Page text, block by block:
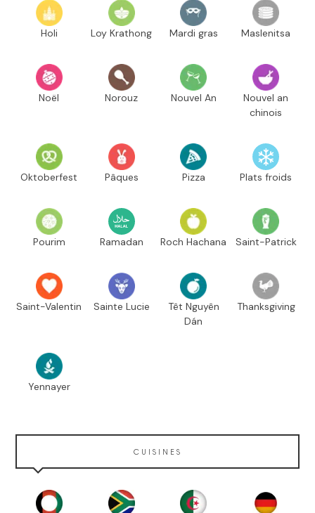
Holi Loy Krathong Mardi gras Maslenitsa
Noël Norouz Nouvel An
Nouvel an
chinois
Oktoberfest Pâques Pizza Plats froids
Pourim Ramadan Roch Hachana Saint-Patrick
Saint-Valentin Sainte Lucie
Têt Nguyên
Dán
Thanksgiving
Yennayer
CUISINES